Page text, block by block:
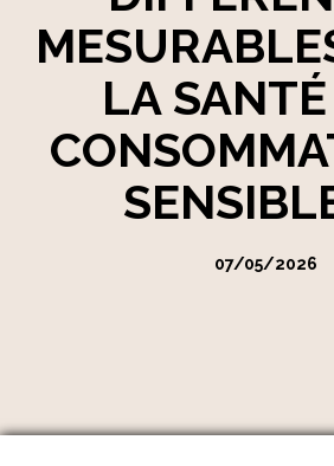
LA
07/05/2026